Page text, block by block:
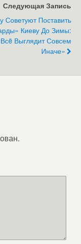
Следующая Запись
Советуют Поставить
Киеву До Зимы:
Выглядит Совсем
Иначе»